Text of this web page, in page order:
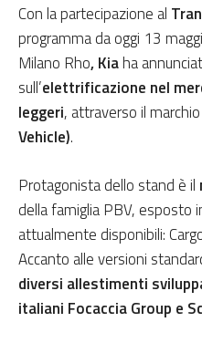
Con la partecipazione al
programma da oggi 13
Milano Rho, Kiaha
sull’elettrificazione nel
leggeri, attraverso il marchio
Vehicle).
Protagonista dello stand è il
della famiglia PBV, esposto
attualmente disponibili:
Accanto alle versioni
diversi allestimenti
italiani Focaccia Group e